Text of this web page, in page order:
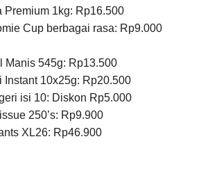
Premium 1kg: Rp16.500
Cup berbagai rasa: Rp9.000
Manis 545g: Rp13.500
Instant 10x25g: Rp20.500
isi 10: Diskon Rp5.000
250’s: Rp9.900
XL26: Rp46.900